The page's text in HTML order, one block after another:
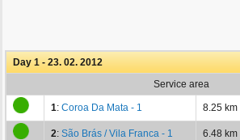
Day 1 - 23. 02. 2012
Service area
1: Coroa Da Mata - 1 8.25 km
2: São Brás / Vila Franca - 1 6.48 km